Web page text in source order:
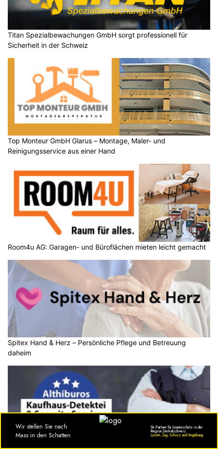
Titan Spezialbewachungen GmbH sorgt professionell für
Sicherheit in der Schweiz
Top Monteur GmbH Glarus – Montage, Maler- und
Reinigungsservice aus einer Hand
Room4u AG: Garagen- und Büroflächen mieten leicht gemacht
Spitex Hand & Herz – Persönliche Pflege und Betreuung
daheim